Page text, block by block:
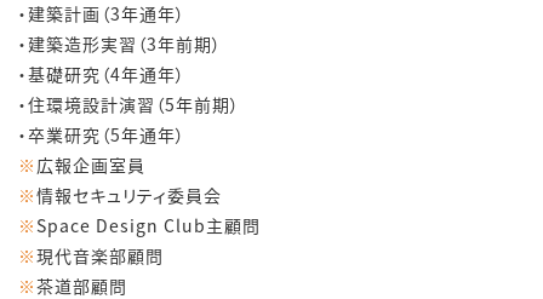
・建築計画（3年通年）
・建築造形実習（3年前期）
・基礎研究（4年通年）
・住環境設計演習（5年前期）
・卒業研究（5年通年）
※ 広報企画室員
※情報セキュリティ委員会
※ Space Design Club主顧問
※現代音楽部顧問
※茶道部顧問